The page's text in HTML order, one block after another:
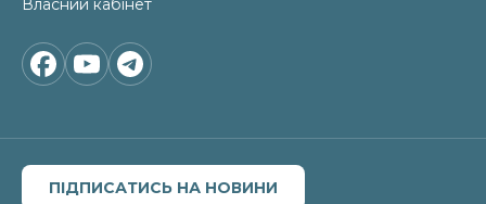
Власний кабінет
ПІДПИСАТИСЬ НА НОВИНИ